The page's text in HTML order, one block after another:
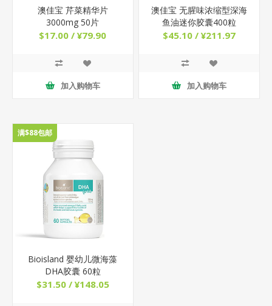
澳佳宝 芹菜精华片
3000mg 50片
$17.00 / ¥79.90
加入购物车
澳佳宝 无腥味浓缩型深海
鱼油迷你胶囊400粒
$45.10 / ¥211.97
加入购物车
满$88包邮
Bioisland 婴幼儿微海藻
DHA胶囊 60粒
$31.50 / ¥148.05